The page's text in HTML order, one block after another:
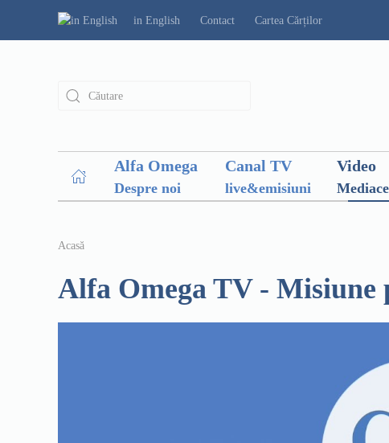
in English Contact Cartea Cărților
Alfa Omega
Despre noi
Canal TV
live&emisiuni
Video
Acasă
Alfa Omega TV - Misiune